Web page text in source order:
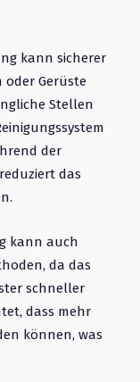
kann sicherer
oder Gerüste
Stellen
der
das
kann auch
da das
schneller
dass mehr
können, was